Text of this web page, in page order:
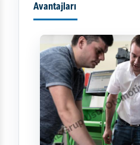
Avantajları